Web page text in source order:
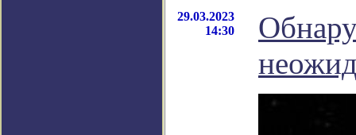
29.03.2023
14:30